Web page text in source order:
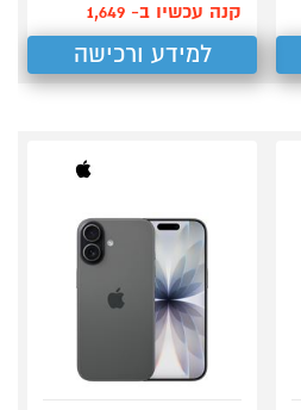
קנה עכשיו ב- 1,649
למידע ורכישה